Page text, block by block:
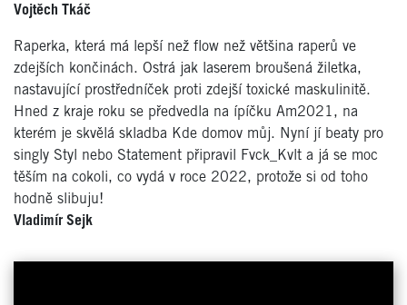
Vojtěch Tkáč
Raperka, která má lepší než flow než většina raperů ve
zdejších končinách. Ostrá jak laserem broušená žiletka,
nastavující prostředníček proti zdejší toxické maskulinitě.
Hned z kraje roku se předvedla na ípíčku Am2021, na
kterém je skvělá skladba Kde domov můj. Nyní jí beaty pro
singly Styl nebo Statement připravil Fvck_Kvlt a já se moc
těším na cokoli, co vydá v roce 2022, protože si od toho
hodně slibuju!
Vladimír Sejk